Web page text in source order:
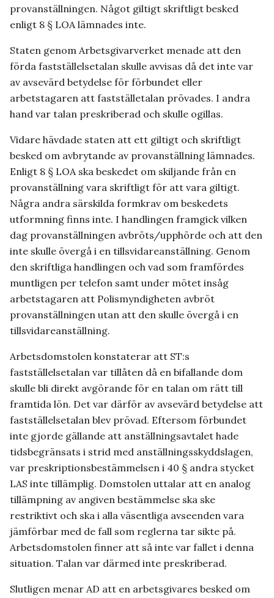
provanställningen. Något giltigt skriftligt besked
enligt 8 § LOA lämnades inte.
Staten genom Arbetsgivarverket menade att den
förda fastställelsetalan skulle avvisas då det inte var
av avsevärd betydelse för förbundet eller
arbetstagaren att fastställetalan prövades. I andra
hand var talan preskriberad och skulle ogillas.
Vidare hävdade staten att ett giltigt och skriftligt
besked om avbrytande av provanställning lämnades.
Enligt 8 § LOA ska beskedet om skiljande från en
provanställning vara skriftligt för att vara giltigt.
Några andra särskilda formkrav om beskedets
utformning finns inte. I handlingen framgick vilken
dag provanställningen avbröts/upphörde och att den
inte skulle övergå i en tillsvidareanställning. Genom
den skriftliga handlingen och vad som framfördes
muntligen per telefon samt under mötet insåg
arbetstagaren att Polismyndigheten avbröt
provanställningen utan att den skulle övergå i en
tillsvidareanställning.
Arbetsdomstolen konstaterar att ST:s
fastställelsetalan var tillåten då en bifallande dom
skulle bli direkt avgörande för en talan om rätt till
framtida lön. Det var därför av avsevärd betydelse att
fastställelsetalan blev prövad. Eftersom förbundet
inte gjorde gällande att anställningsavtalet hade
tidsbegränsats i strid med anställningsskyddslagen,
var preskriptionsbestämmelsen i 40 § andra stycket
LAS inte tillämplig. Domstolen uttalar att en analog
tillämpning av angiven bestämmelse ska ske
restriktivt och ska i alla väsentliga avseenden vara
jämförbar med de fall som reglerna tar sikte på.
Arbetsdomstolen finner att så inte var fallet i denna
situation. Talan var därmed inte preskriberad.
Slutligen menar AD att en arbetsgivares besked om